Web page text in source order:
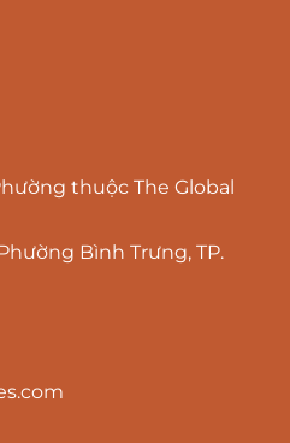
thuộc The Global
Bình Trưng, TP.